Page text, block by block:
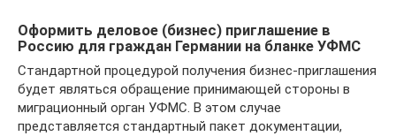
Оформить деловое (бизнес) приглашение в
Россию для граждан Германии на бланке УФМС
Стандартной процедурой получения бизнес-приглашения
будет являться обращение принимающей стороны в
миграционный орган УФМС. В этом случае
представляется стандартный пакет документации,